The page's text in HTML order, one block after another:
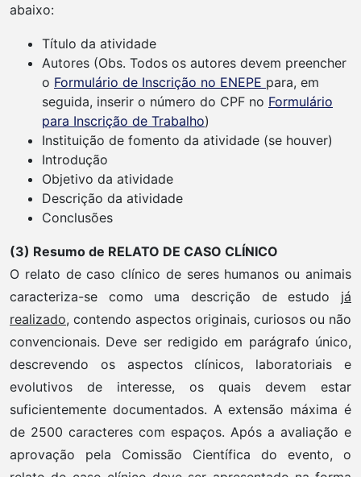
abaixo:
Título da atividade
Autores (Obs. Todos os autores devem preencher
o Formulário de Inscrição no ENEPE para, em
seguida, inserir o número do CPF no Formulário
para Inscrição de Trabalho)
Instituição de fomento da atividade (se houver)
Introdução
Objetivo da atividade
Descrição da atividade
Conclusões
(3) Resumo de RELATO DE CASO CLÍNICO
O relato de caso clínico de seres humanos ou animais
caracteriza-se como uma descrição de estudo já
realizado, contendo aspectos originais, curiosos ou não
convencionais. Deve ser redigido em parágrafo único,
descrevendo os aspectos clínicos, laboratoriais e
evolutivos de interesse, os quais devem estar
suficientemente documentados. A extensão máxima é
de 2500 caracteres com espaços. Após a avaliação e
aprovação pela Comissão Científica do evento, o